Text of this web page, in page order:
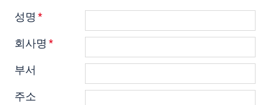
성명 *
회사명 *
부서
주소